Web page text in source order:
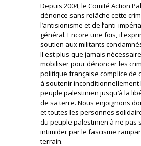
Depuis 2004, le Comité Action
dénonce sans relâche cette
l’antisionisme et de l’anti-
général. Encore une fois, il
soutien aux militants
Il est plus que jamais
mobiliser pour dénoncer les
politique française complice de
à soutenir inconditionnellement
peuple palestinien jusqu’à la
de sa terre. Nous enjoignons
et toutes les personnes
du peuple palestinien à ne pas
intimider par le fascisme
terrain.